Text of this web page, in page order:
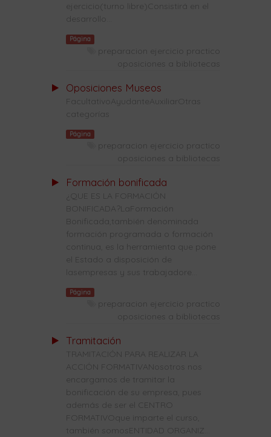
ejercicio(turno libre)Consistirá en el
desarrollo...
Página
preparacion ejercicio practico
oposiciones a bibliotecas
Oposiciones Museos
FacultativoAyudanteAuxiliarOtras
categorías
Página
preparacion ejercicio practico
oposiciones a bibliotecas
Formación bonificada
¿QUE ES LA FORMACIÓN
BONIFICADA?LaFormación
Bonificada,también denominada
formación programada o formación
continua, es la herramienta que pone
el Estado a disposición de
lasempresas y sus trabajadore...
Página
preparacion ejercicio practico
oposiciones a bibliotecas
Tramitación
TRAMITACIÓN PARA REALIZAR LA
ACCIÓN FORMATIVANosotros nos
encargamos de tramitar la
bonificación de su empresa, pues
además de ser el CENTRO
FORMATIVOque imparte el curso,
también somosENTIDAD ORGANIZ...